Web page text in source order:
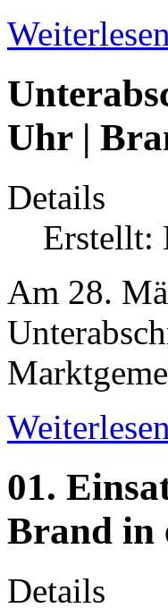
Uhr |
Details
Erstellt:
Am 28.
01.
Brand in
Details